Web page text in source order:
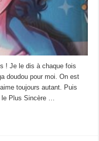
! Je le dis à chaque fois
doudou pour moi. On est
toujours autant. Puis
Plus Sincère …